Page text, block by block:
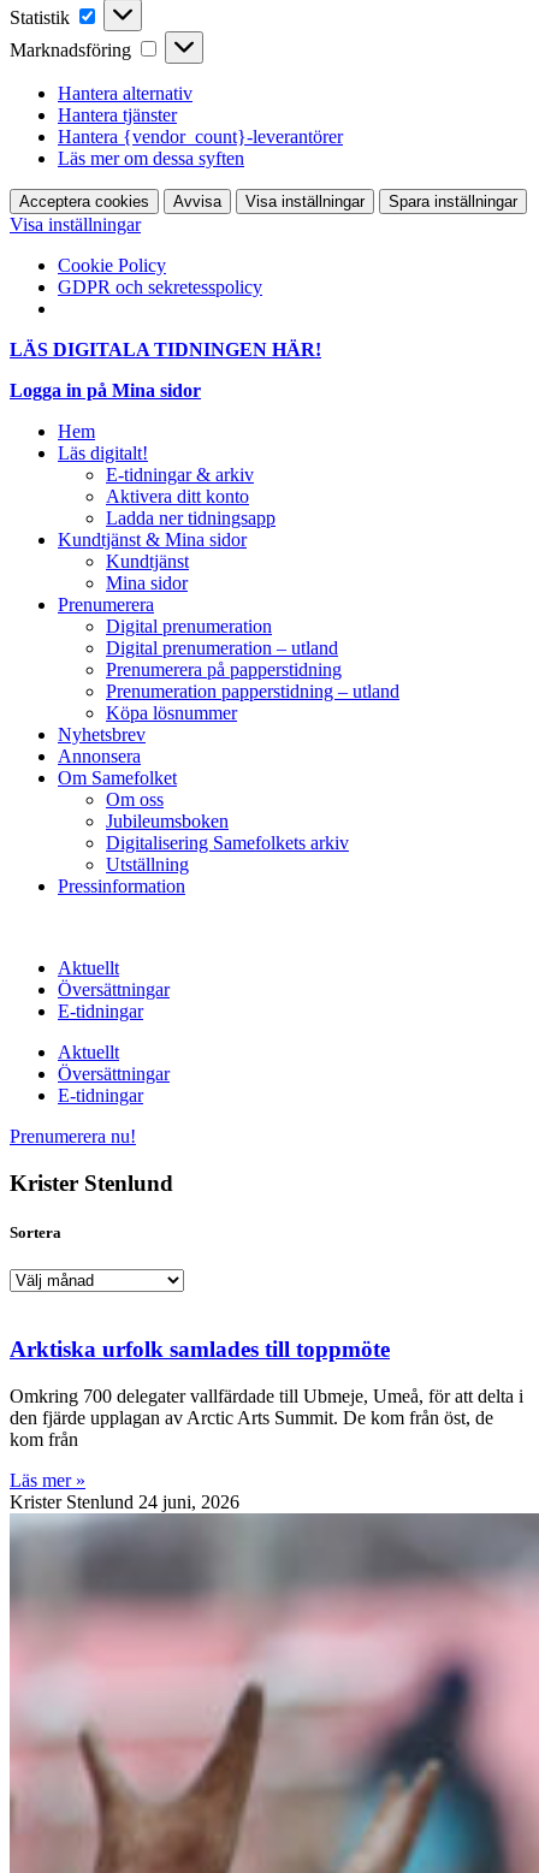
Statistik Statistik
Marknadsföring Marknadsföring
Hantera alternativ
Hantera tjänster
Hantera {vendor_count}-leverantörer
Läs mer om dessa syften
Acceptera cookies Avvisa Visa inställningar Spara inställningar
Visa inställningar
Cookie Policy
GDPR och sekretesspolicy
LÄS DIGITALA TIDNINGEN HÄR!
Logga in på Mina sidor
Hem
Läs digitalt!
E-tidningar & arkiv
Aktivera ditt konto
Ladda ner tidningsapp
Kundtjänst & Mina sidor
Kundtjänst
Mina sidor
Prenumerera
Digital prenumeration
Digital prenumeration – utland
Prenumerera på papperstidning
Prenumeration papperstidning – utland
Köpa lösnummer
Nyhetsbrev
Annonsera
Om Samefolket
Om oss
Jubileumsboken
Digitalisering Samefolkets arkiv
Utställning
Pressinformation
Aktuellt
Översättningar
E-tidningar
Aktuellt
Översättningar
E-tidningar
Prenumerera nu!
Krister Stenlund
Sortera
Sortera
Arktiska urfolk samlades till toppmöte
Omkring 700 delegater vallfärdade till Ubmeje, Umeå, för att delta i
den fjärde upplagan av Arctic Arts Summit. De kom från öst, de
kom från
Läs mer »
Krister Stenlund 24 juni, 2026